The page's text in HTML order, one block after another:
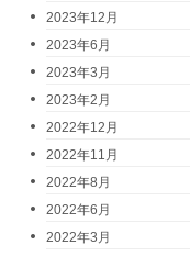
2023年12月
2023年6月
2023年3月
2023年2月
2022年12月
2022年11月
2022年8月
2022年6月
2022年3月